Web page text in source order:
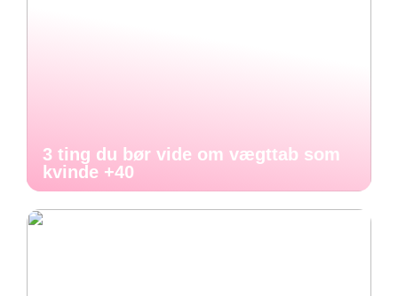
3 ting du bør vide om vægttab som
kvinde +40